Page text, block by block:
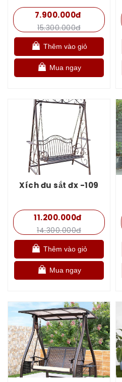
7.900.000đ
15.300.000đ
Thêm vào giỏ
Mua ngay
Xích đu sắt đx -109
11.200.000đ
14.300.000đ
Thêm vào giỏ
Mua ngay